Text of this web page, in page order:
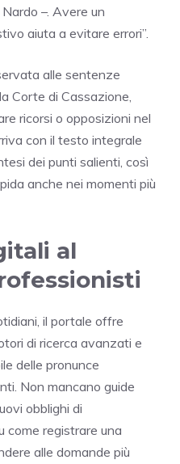
–. Avere un
aiuta a evitare errori”.
alle sentenze
Corte di Cassazione,
ricorsi o opposizioni nel
con il testo integrale
dei punti salienti, così
anche nei momenti più
al
il portale offre
di ricerca avanzati e
delle pronunce
Non mancano guide
obblighi di
come registrare una
alle domande più